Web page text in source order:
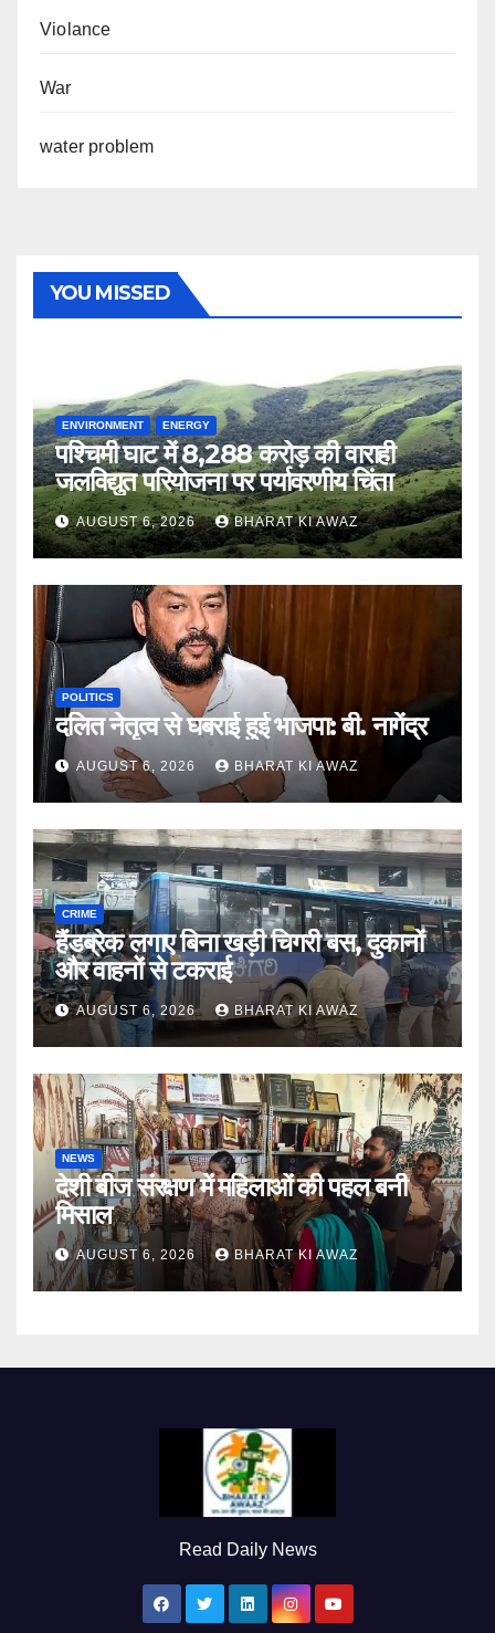
Violance
War
water problem
YOU MISSED
ENVIRONMENT ENERGY
पश्चिमी घाट में 8,288 करोड़ की वाराही
जलविद्युत परियोजना पर पर्यावरणीय चिंता
AUGUST 6, 2026 BHARAT KI AWAZ
POLITICS
दलित नेतृत्व से घबराई हुई भाजपा: बी. नागेंद्र
AUGUST 6, 2026 BHARAT KI AWAZ
CRIME
हैंडब्रेक लगाए बिना खड़ी चिगरी बस, दुकानों
और वाहनों से टकराई
AUGUST 6, 2026 BHARAT KI AWAZ
NEWS
देशी बीज संरक्षण में महिलाओं की पहल बनी
मिसाल
AUGUST 6, 2026 BHARAT KI AWAZ
Read Daily News